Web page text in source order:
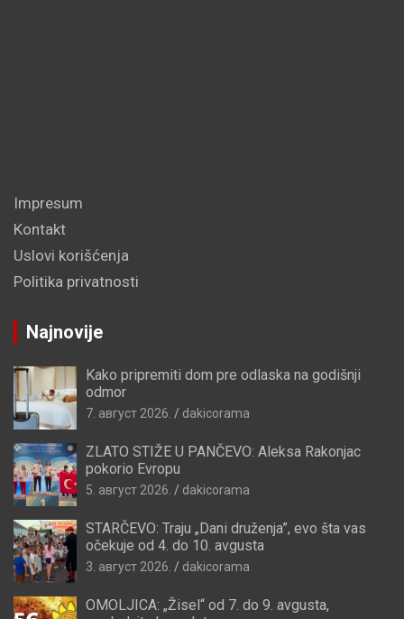
Impresum
Kontakt
Uslovi korišćenja
Politika privatnosti
Najnovije
Kako pripremiti dom pre odlaska na godišnji
odmor
7. август 2026. dakicorama
ZLATO STIŽE U PANČEVO: Aleksa Rakonjac
pokorio Evropu
5. август 2026. dakicorama
STARČEVO: Traju „Dani druženja”, evo šta vas
očekuje od 4. do 10. avgusta
3. август 2026. dakicorama
OMOLJICA: „Žisel“ od 7. do 9. avgusta,